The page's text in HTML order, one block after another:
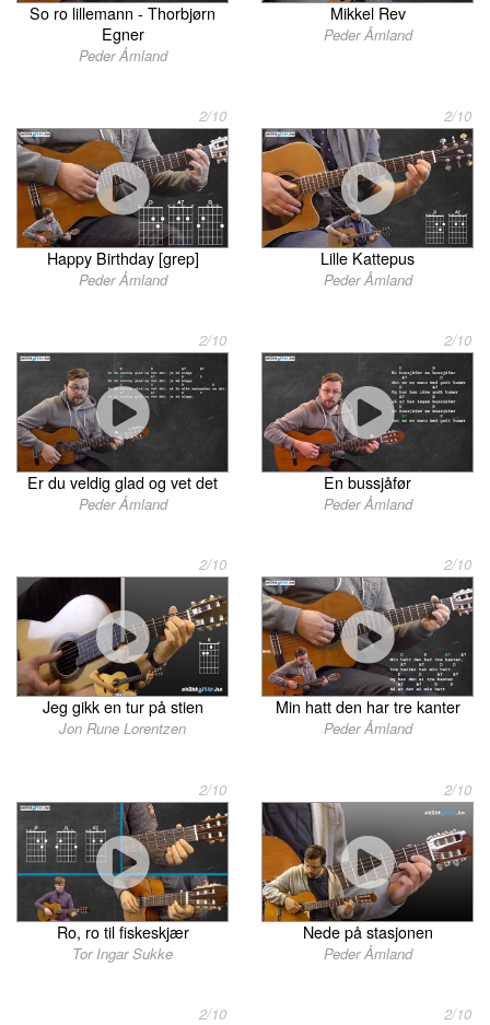
So ro lillemann - Thorbjørn
Egner
Peder Åmland
Mikkel Rev
Peder Åmland
2/10
Happy Birthday [grep]
Peder Åmland
2/10
Lille Kattepus
Peder Åmland
2/10
Er du veldig glad og vet det
Peder Åmland
2/10
En bussjåfør
Peder Åmland
2/10
Jeg gikk en tur på stien
Jon Rune Lorentzen
2/10
Min hatt den har tre kanter
Peder Åmland
2/10
Ro, ro til fiskeskjær
Tor Ingar Sukke
2/10
Nede på stasjonen
Peder Åmland
2/10 2/10